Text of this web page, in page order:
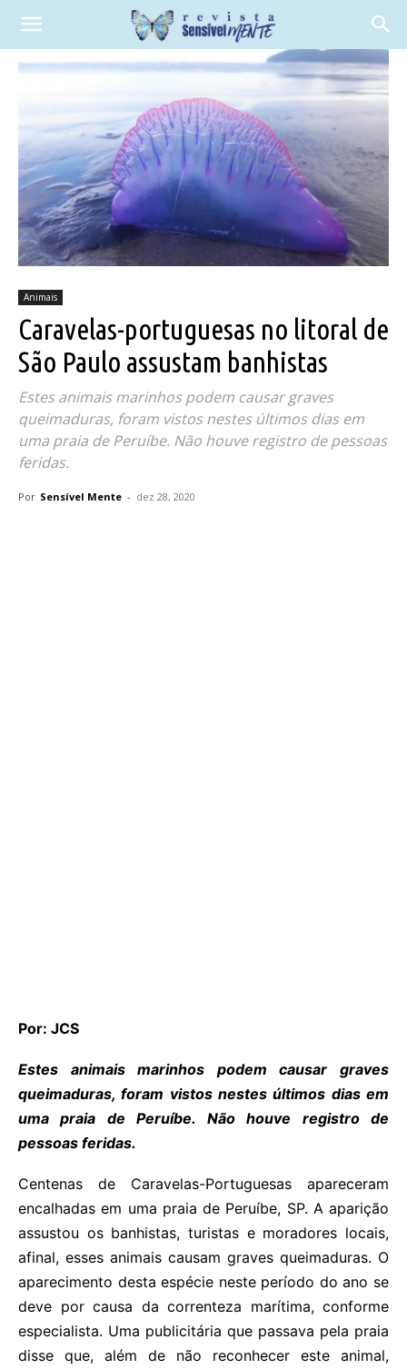
Animais
Caravelas-portuguesas no litoral de
São Paulo assustam banhistas
Estes animais marinhos podem causar graves
queimaduras, foram vistos nestes últimos dias em
uma praia de Peruíbe. Não houve registro de pessoas
feridas.
Por Sensível Mente - dez 28, 2020
Por: JCS
Estes animais marinhos podem causar graves
queimaduras, foram vistos nestes últimos dias em
uma praia de Peruíbe. Não houve registro de
pessoas feridas.
Centenas de Caravelas-Portuguesas apareceram
encalhadas em uma praia de Peruíbe, SP. A aparição
assustou os banhistas, turistas e moradores locais,
afinal, esses animais causam graves queimaduras. O
aparecimento desta espécie neste período do ano se
deve por causa da correnteza marítima, conforme
especialista. Uma publicitária que passava pela praia
disse que, além de não reconhecer este animal,